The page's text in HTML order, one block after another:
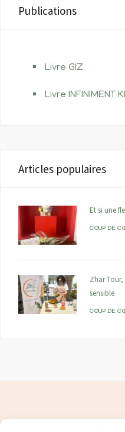
Publications
Livre GIZ
Livre INFINIMENT
Articles populaires
Et si une
COUP DE
Zhar
sensible
COUP DE